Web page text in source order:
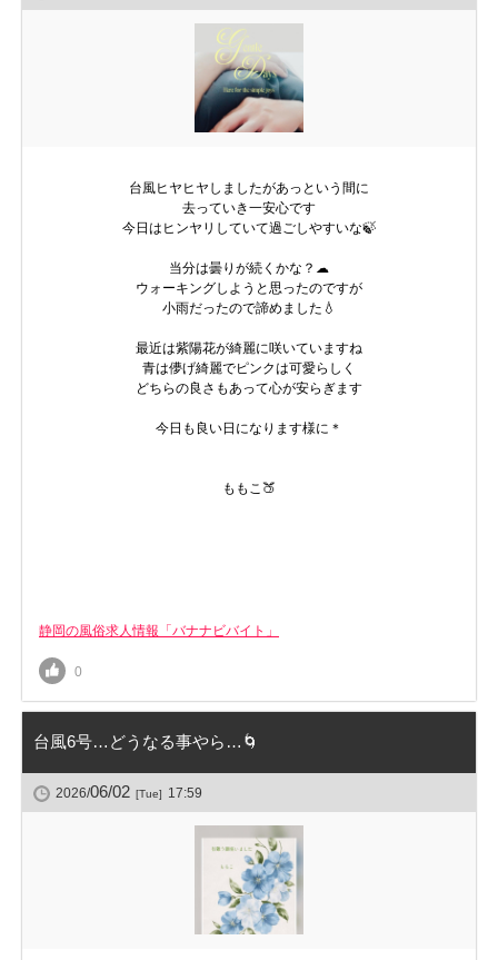
台風ヒヤヒヤしましたがあっという間に
去っていき一安心です
今日はヒンヤリしていて過ごしやすいな🍃
当分は曇りが続くかな？☁
ウォーキングしようと思ったのですが
小雨だったので諦めました💧
最近は紫陽花が綺麗に咲いていますね
青は儚げ綺麗でピンクは可愛らしく
どちらの良さもあって心が安らぎます
今日も良い日になります様に＊
ももこ🍑
静岡の風俗求人情報「バナナビバイト」
0
台風6号…どうなる事やら…🌀
2026/06/02 [Tue] 17:59